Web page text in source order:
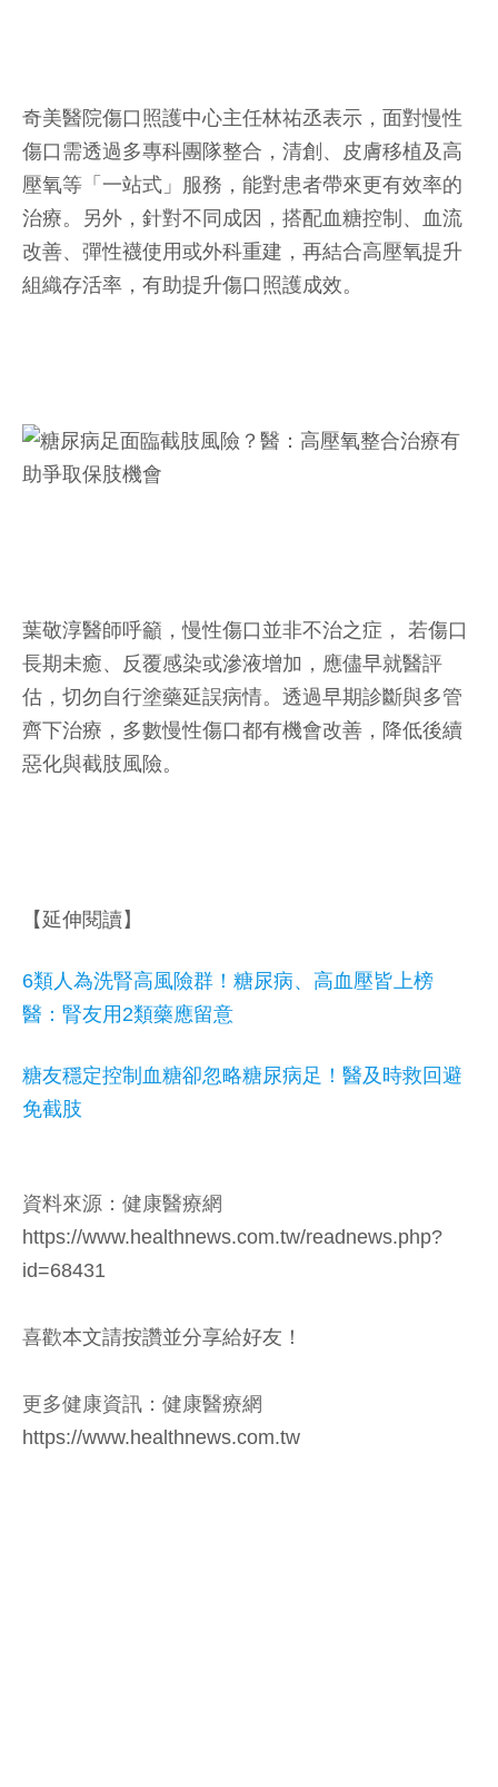
奇美醫院傷口照護中心主任林祐丞表示，面對慢性
傷口需透過多專科團隊整合，清創、皮膚移植及高
壓氧等「一站式」服務，能對患者帶來更有效率的
治療。另外，針對不同成因，搭配血糖控制、血流
改善、彈性襪使用或外科重建，再結合高壓氧提升
組織存活率，有助提升傷口照護成效。
葉敬淳醫師呼籲，慢性傷口並非不治之症， 若傷口
長期未癒、反覆感染或滲液增加，應儘早就醫評
估，切勿自行塗藥延誤病情。透過早期診斷與多管
齊下治療，多數慢性傷口都有機會改善，降低後續
惡化與截肢風險。
【延伸閱讀】
6類人為洗腎高風險群！糖尿病、高血壓皆上榜
醫：腎友用2類藥應留意
糖友穩定控制血糖卻忽略糖尿病足！醫及時救回避
免截肢
資料來源：健康醫療網
https://www.healthnews.com.tw/readnews.php?
id=68431
喜歡本文請按讚並分享給好友！
更多健康資訊：健康醫療網
https://www.healthnews.com.tw